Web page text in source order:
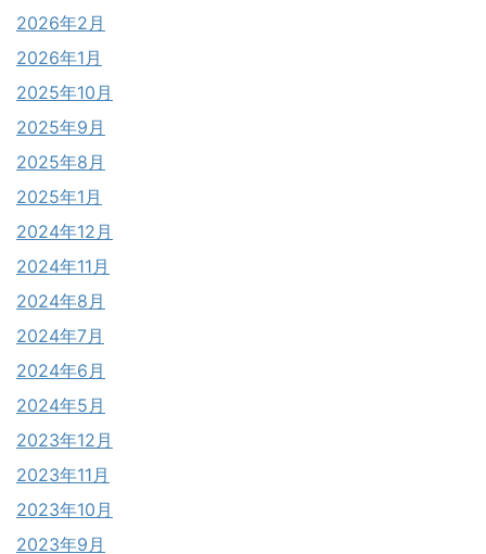
2026年2月
2026年1月
2025年10月
2025年9月
2025年8月
2025年1月
2024年12月
2024年11月
2024年8月
2024年7月
2024年6月
2024年5月
2023年12月
2023年11月
2023年10月
2023年9月